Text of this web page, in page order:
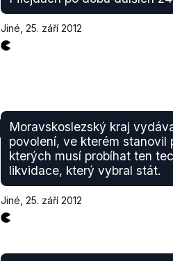
Jiné 25. září 2012
Moravskoslezský kraj
povolení, ve kterém stanovil
kterých musí probíhat ten
likvidace, který vybral stát.
Jiné 25. září 2012